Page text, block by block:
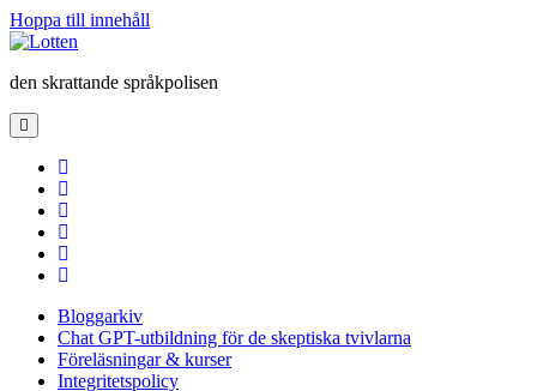
Hoppa till innehåll
Lotten
den skrattande språkpolisen
öppna
primär
Bloggarkiv
Chat GPT-utbildning för de skeptiska tvivlarna
Föreläsningar & kurser
Integritetspolicy